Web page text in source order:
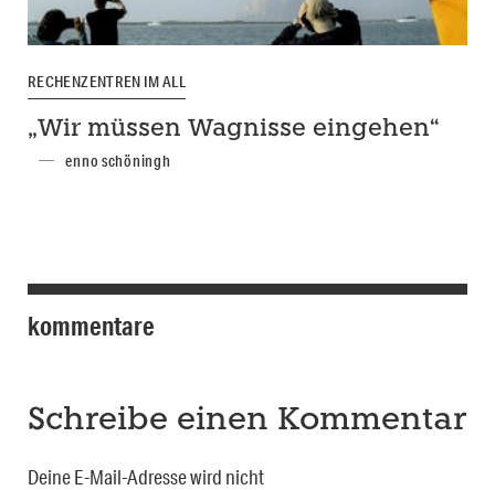
RECHENZENTREN IM ALL
„Wir müssen Wagnisse eingehen“
enno schöningh
kommentare
Schreibe einen Kommentar
Deine E-Mail-Adresse wird nicht